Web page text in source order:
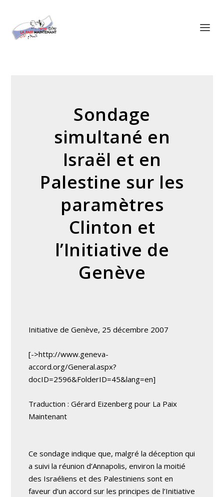
Sondage
simultané en
Israël et en
Palestine sur les
paramètres
Clinton et
l’Initiative de
Genève
Initiative de Genève, 25 décembre 2007
[->http://www.geneva-
accord.org/General.aspx?
docID=2596&FolderID=45&lang=en]
Traduction : Gérard Eizenberg pour La Paix
Maintenant
Ce sondage indique que, malgré la déception qui
a suivi la réunion d’Annapolis, environ la moitié
des Israéliens et des Palestiniens sont en
faveur d’un accord sur les principes de l’Initiative